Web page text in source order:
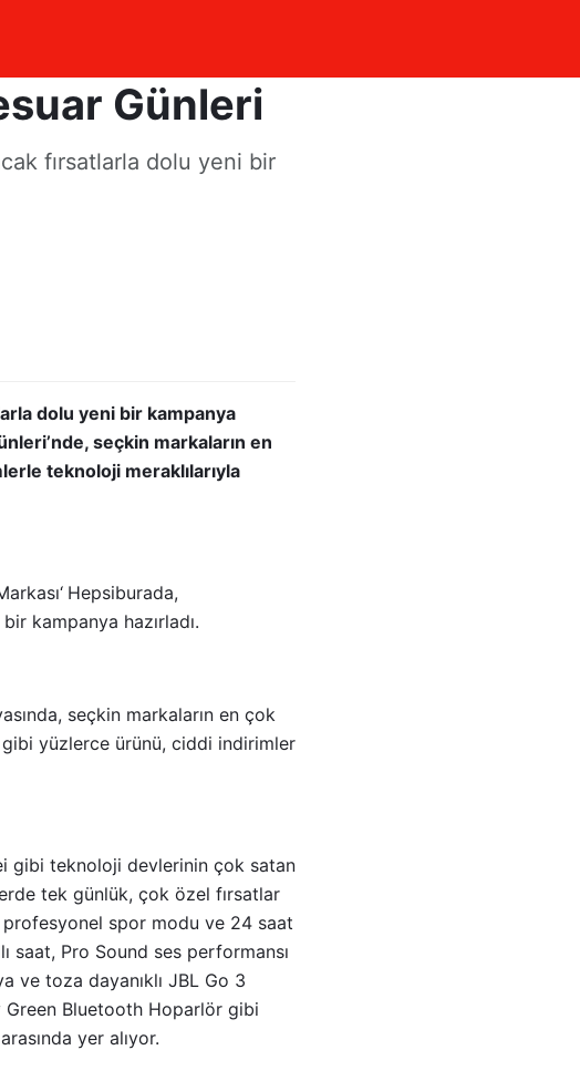
üç
Günleri
fırsatlarla dolu yeni bir
dolu yeni bir kampanya
seçkin markaların en
teknoloji meraklılarıyla
Hepsiburada,
kampanya hazırladı.
seçkin markaların en çok
gibi yüzlerce ürünü, ciddi indirimler
gibi teknoloji devlerinin çok satan
tek günlük, çok özel fırsatlar
profesyonel spor modu ve 24 saat
saat, Pro Sound ses performansı
ve toza dayanıklı JBL Go 3
Green Bluetooth Hoparlör gibi
yer alıyor.